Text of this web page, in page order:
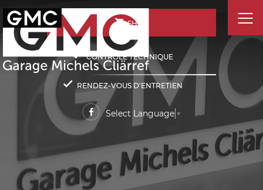
SHOP
CONTRÔLE TECHNIQUE
RENDEZ-VOUS D'ENTRETIEN
Select Language ▼